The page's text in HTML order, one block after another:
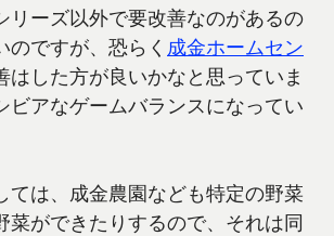
リーズ以外で要改善なのがあるの
のですが、恐らく 成金ホームセン
はした方が良いかなと思っていま
ビアなゲームバランスになってい
ては、成金農園なども特定の野菜
菜ができたりするので、それは同